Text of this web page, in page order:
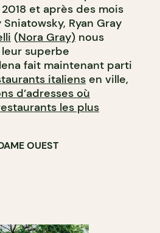
et après des mois
Ryan Gray
(Nora Gray) nous
superbe
fait maintenant parti
italiens en ville,
d’adresses où
les plus
OUEST